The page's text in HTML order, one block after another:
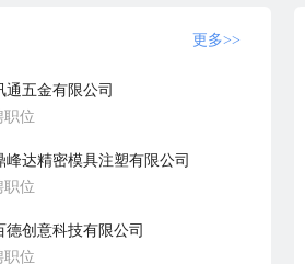
更多>>
通五金有限公司
职位
峰达精密模具注塑有限公司
职位
德创意科技有限公司
职位